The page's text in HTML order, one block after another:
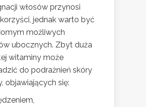
włosów przynosi
jednak warto być
możliwych
ubocznych. Zbyt duża
witaminy może
do podrażnień skóry
objawiających się: